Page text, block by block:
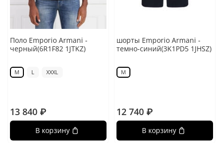
Поло Emporio Armani -
черный(6R1F82 1JTKZ)
M L XXXL
13 840 ₽
В корзину
шорты Emporio Armani -
темно-синий(3K1PD5 1JHSZ)
M
12 740 ₽
В корзину